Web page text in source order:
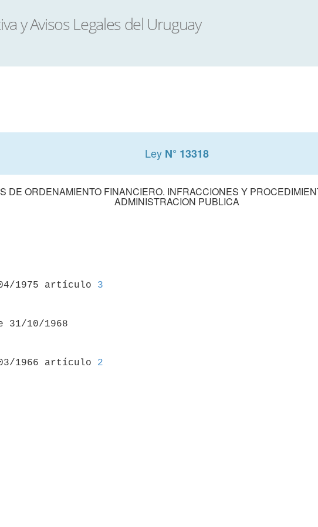
Ley N° 13318
DE ORDENAMIENTO FINANCIERO. INFRACCIONES Y
ADMINISTRACION PUBLICA
1975 artículo 3
31/10/1968
1966 artículo 2